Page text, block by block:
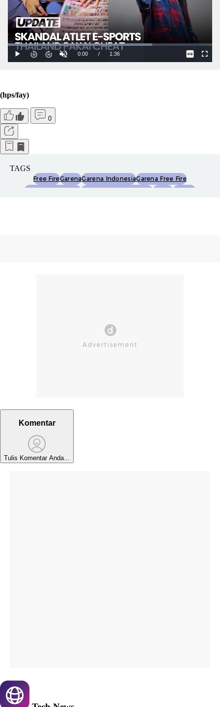
(hps/fay)
0
TAGS
Free FireGarenaGarena IndonesiaGarena Free Fire
Komentar
Tulis Komentar Anda...